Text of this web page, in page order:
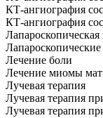
КТ-ангиография
КТ-ангиография
Лечение боли
Лечение миомы
Лучевая терапия
Лучевая терапия
Лучевая терапия